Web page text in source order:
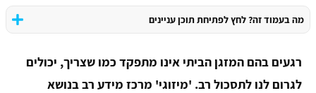
מה בעמוד זה? לחץ לפתיחת תוכן עניינים
רגעים בהם המזגן הביתי אינו מתפקד כמו שצריך, יכולים
לגרום לנו לתסכול רב. 'מיזוגי' מרכז מידע רב בנושא